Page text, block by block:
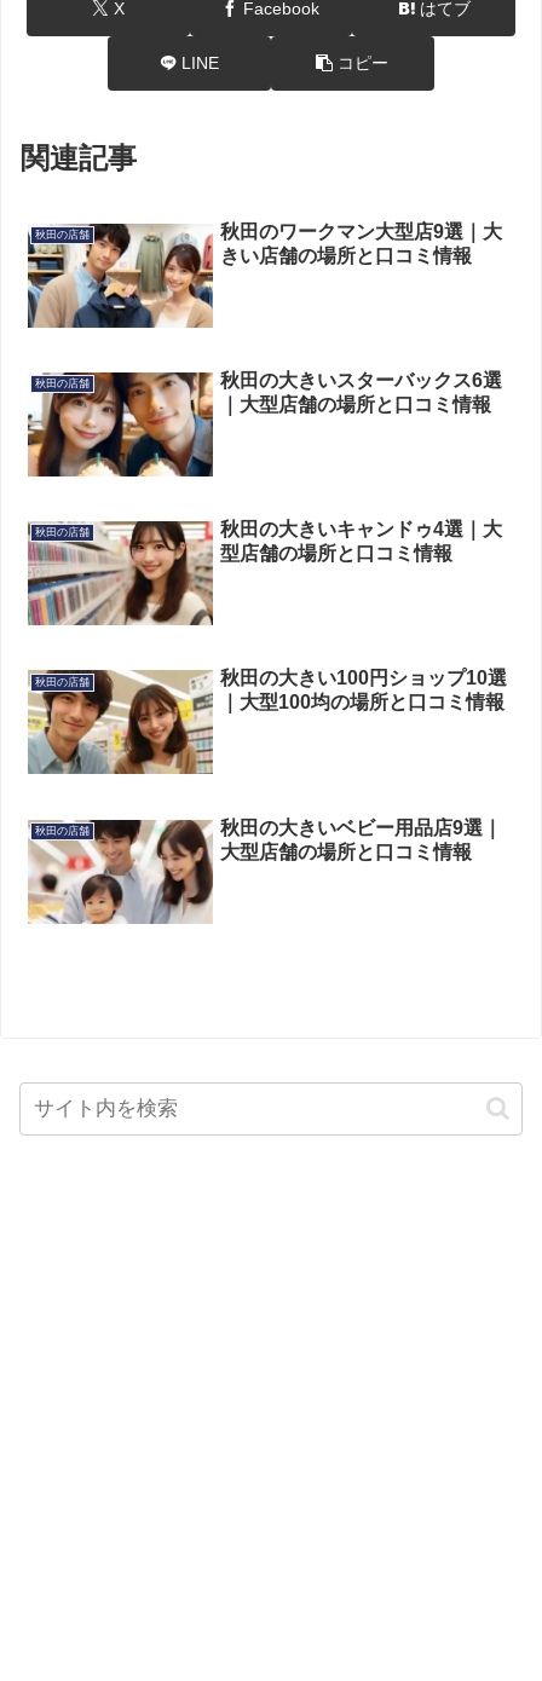
X Facebook はてブ
LINE コピー
関連記事
秋田の店舗
秋田のワークマン大型店9選｜大
きい店舗の場所と口コミ情報
秋田の店舗
秋田の大きいスターバックス6選
｜大型店舗の場所と口コミ情報
秋田の店舗
秋田の大きいキャンドゥ4選｜大
型店舗の場所と口コミ情報
秋田の店舗
秋田の大きい100円ショップ10選
｜大型100均の場所と口コミ情報
秋田の店舗
秋田の大きいベビー用品店9選｜
大型店舗の場所と口コミ情報